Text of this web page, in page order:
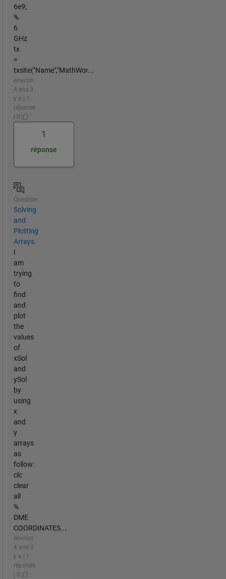
6e9;
%
6
GHz
tx
=
txsite("Name","MathWor...
environ
4 ans il
y a | 1
réponse
| 0
1
réponse
Question
Solving
and
Plotting
Arrays
I
am
trying
to
find
and
plot
the
values
of
xSol
and
ySol
by
using
x
and
y
arrays
as
follow:
clc
clear
all
%
DME
COORDINATES...
environ
4 ans il
y a | 1
réponse
| 0